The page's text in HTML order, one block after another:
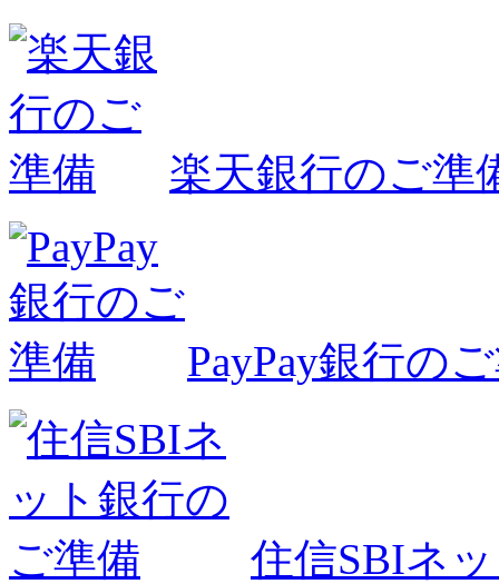
楽天銀行のご準
PayPay銀行の
住信SBIネ